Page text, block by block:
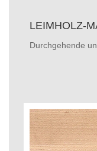
LEIMHOLZ-
Durchgehende